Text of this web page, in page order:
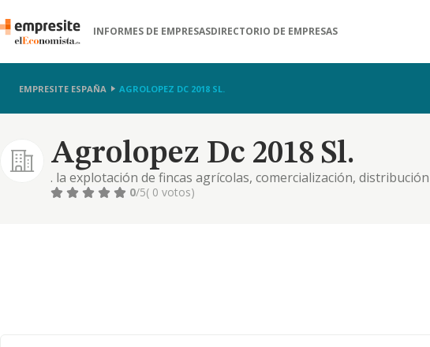
INFORMES DE EMPRESASDIRECTORIO DE EMPRESAS
EMPRESITE ESPAÑA AGROLOPEZ DC 2018 SL.
Agrolopez Dc 2018 Sl.
. la explotación de fincas agrícolas, comercialización,
las actividades de los mediadores de seguros y de los
0/5( 0 votos)